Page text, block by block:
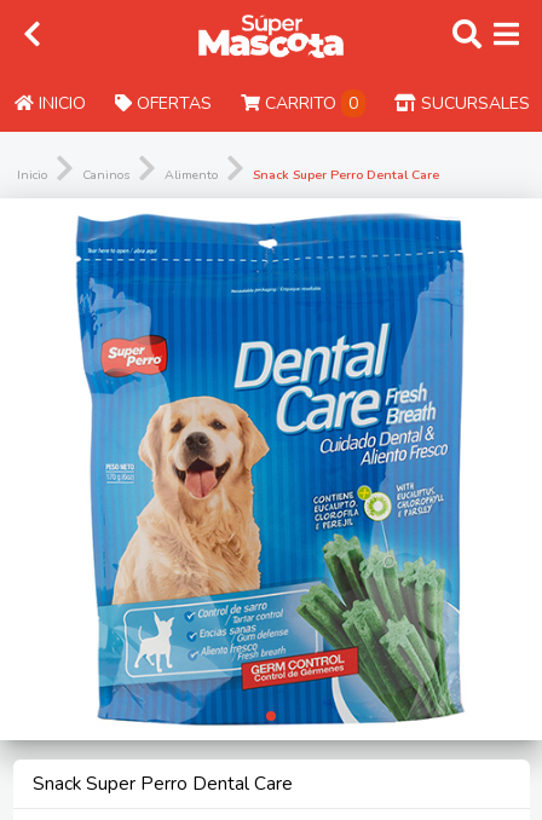
INICIO OFERTAS CARRITO 0 SUCURSALES
Inicio Caninos Alimento Snack Super Perro Dental Care
Snack Super Perro Dental Care